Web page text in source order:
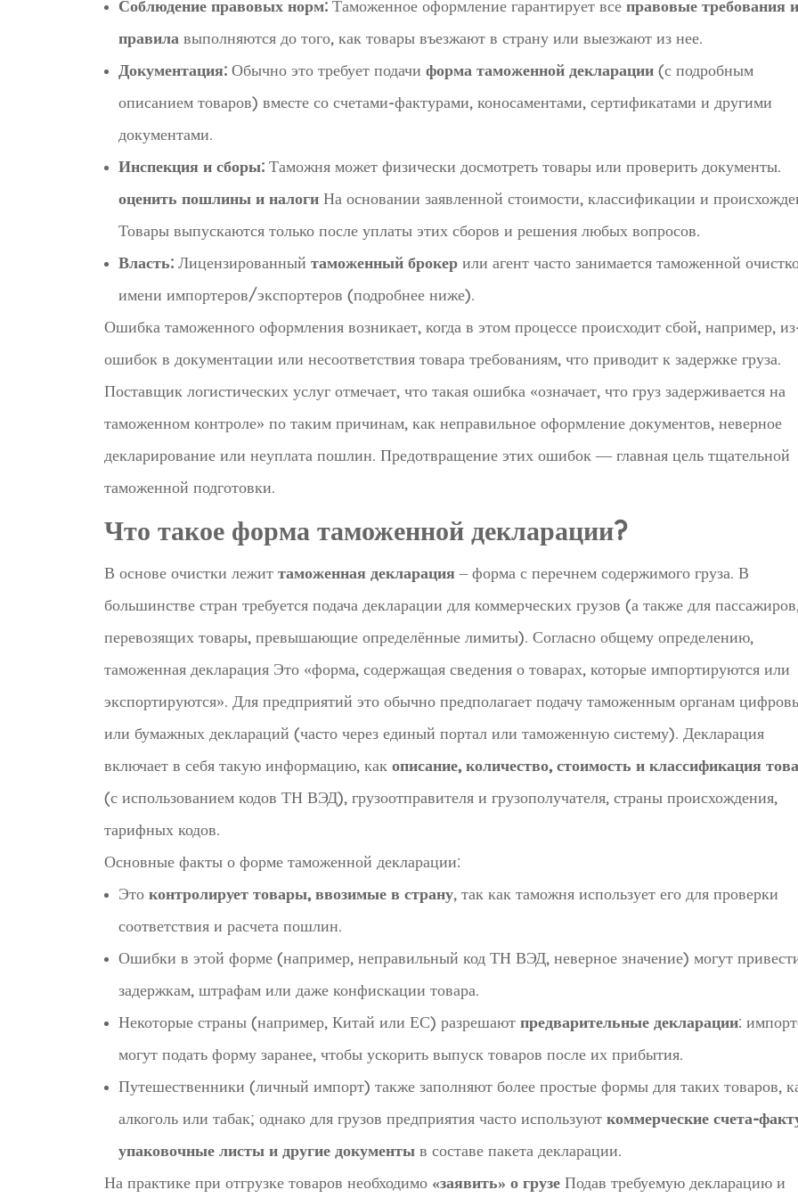
Соблюдение правовых норм: Таможенное оформление гарантирует всеправовые требования и
правила выполняются до того, как товары въезжают в страну или выезжают из нее.
Документация: Обычно это требует подачиформа таможенной декларации (с подробным
описанием товаров) вместе со счетами-фактурами, коносаментами, сертификатами и другими
документами.
Инспекция и сборы: Таможня может физически досмотреть товары или проверить документы.
оценить пошлины и налоги На основании заявленной стоимости, классификации и
Товары выпускаются только после уплаты этих сборов и решения любых вопросов.
Власть: Лицензированныйтаможенный брокер или агент часто занимается таможенной
имени импортеров/экспортеров (подробнее ниже).
Ошибка таможенного оформления возникает, когда в этом процессе происходит сбой, например,
ошибок в документации или несоответствия товара требованиям, что приводит к задержке груза.
Поставщик логистических услуг отмечает, что такая ошибка «означает, что груз задерживается на
таможенном контроле» по таким причинам, как неправильное оформление документов, неверное
декларирование или неуплата пошлин. Предотвращение этих ошибок — главная цель тщательной
таможенной подготовки.
Что такое форма таможенной декларации?
В основе очистки лежиттаможенная декларация – форма с перечнем содержимого груза. В
большинстве стран требуется подача декларации для коммерческих грузов (а также для
перевозящих товары, превышающие определённые лимиты). Согласно общему определению,
таможенная декларация Это «форма, содержащая сведения о товарах, которые импортируются или
экспортируются». Для предприятий это обычно предполагает подачу таможенным органам
или бумажных деклараций (часто через единый портал или таможенную систему). Декларация
включает в себя такую информацию, какописание, количество, стоимость и классификация
(с использованием кодов ТН ВЭД), грузоотправителя и грузополучателя, страны происхождения,
тарифных кодов.
Основные факты о форме таможенной декларации:
Этоконтролирует товары, ввозимые в страну, так как таможня использует его для проверки
соответствия и расчета пошлин.
Ошибки в этой форме (например, неправильный код ТН ВЭД, неверное значение) могут
задержкам, штрафам или даже конфискации товара.
Некоторые страны (например, Китай или ЕС) разрешаютпредварительные декларации:
могут подать форму заранее, чтобы ускорить выпуск товаров после их прибытия.
Путешественники (личный импорт) также заполняют более простые формы для таких товаров,
алкоголь или табак; однако для грузов предприятия часто используюткоммерческие счета-
упаковочные листы и другие документы в составе пакета декларации.
На практике при отгрузке товаров необходимо «заявить» о грузе Подав требуемую декларацию и